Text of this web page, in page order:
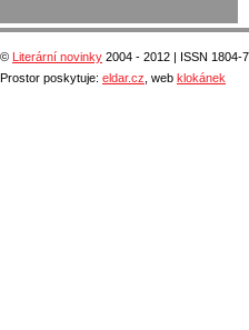
© Literární novinky 2004 - 2012 | ISSN 1804-
Prostor poskytuje: eldar.cz , web klokánek